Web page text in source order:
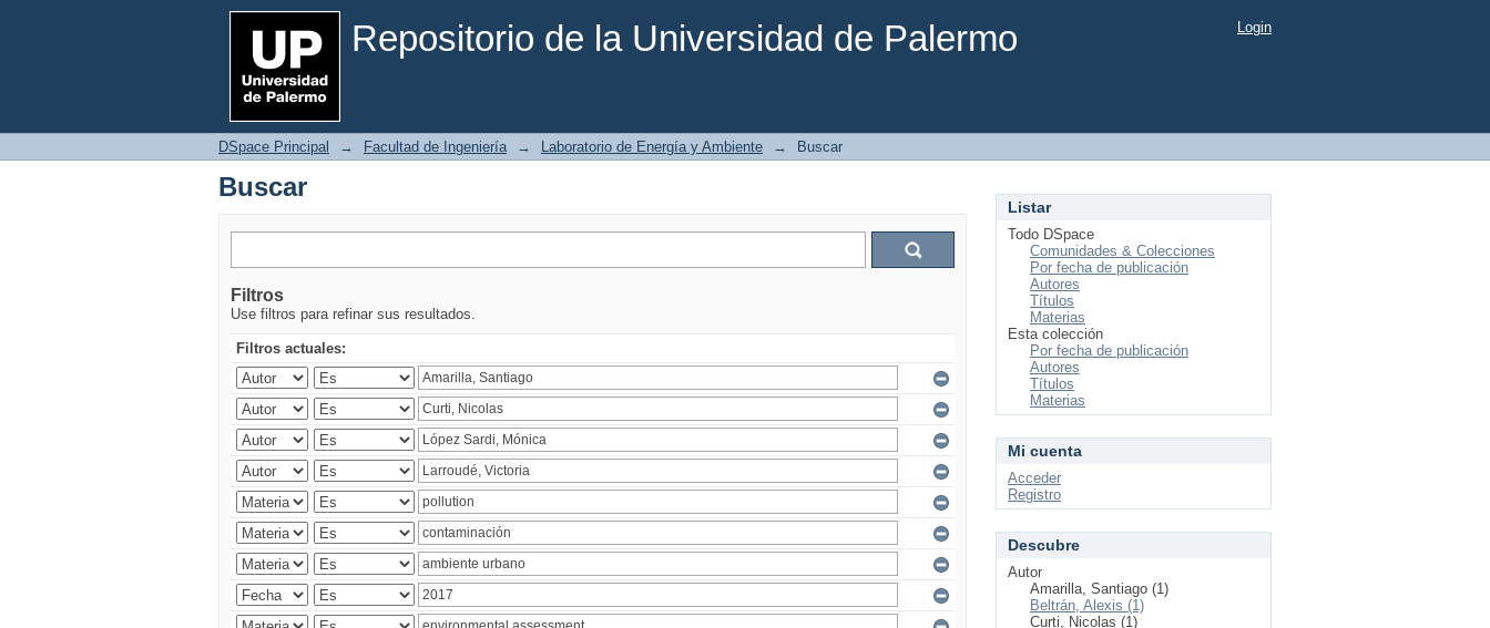
Repositorio de la Universidad de Palermo
Buscar Login
DSpace Principal → Facultad de Ingeniería → Laboratorio de Energía y Ambiente → Buscar
Buscar
Filtros
Use filtros para refinar sus resultados.
Filtros actuales:
Listar
Todo DSpace
Comunidades & Colecciones
Por fecha de publicación
Autores
Títulos
Materias
Esta colección
Por fecha de publicación
Autores
Títulos
Materias
Mi cuenta
Acceder
Registro
Descubre
Autor
Amarilla, Santiago (1)
Beltrán, Alexis (1)
Curti, Nicolas (1)